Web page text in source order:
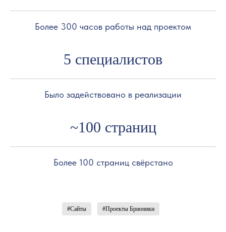
Более 300 часов работы над проектом
5 специалистов
Было задействовано в реализации
~100 страниц
Более 100 страниц свёрстано
#Сайты #Проекты Брионики